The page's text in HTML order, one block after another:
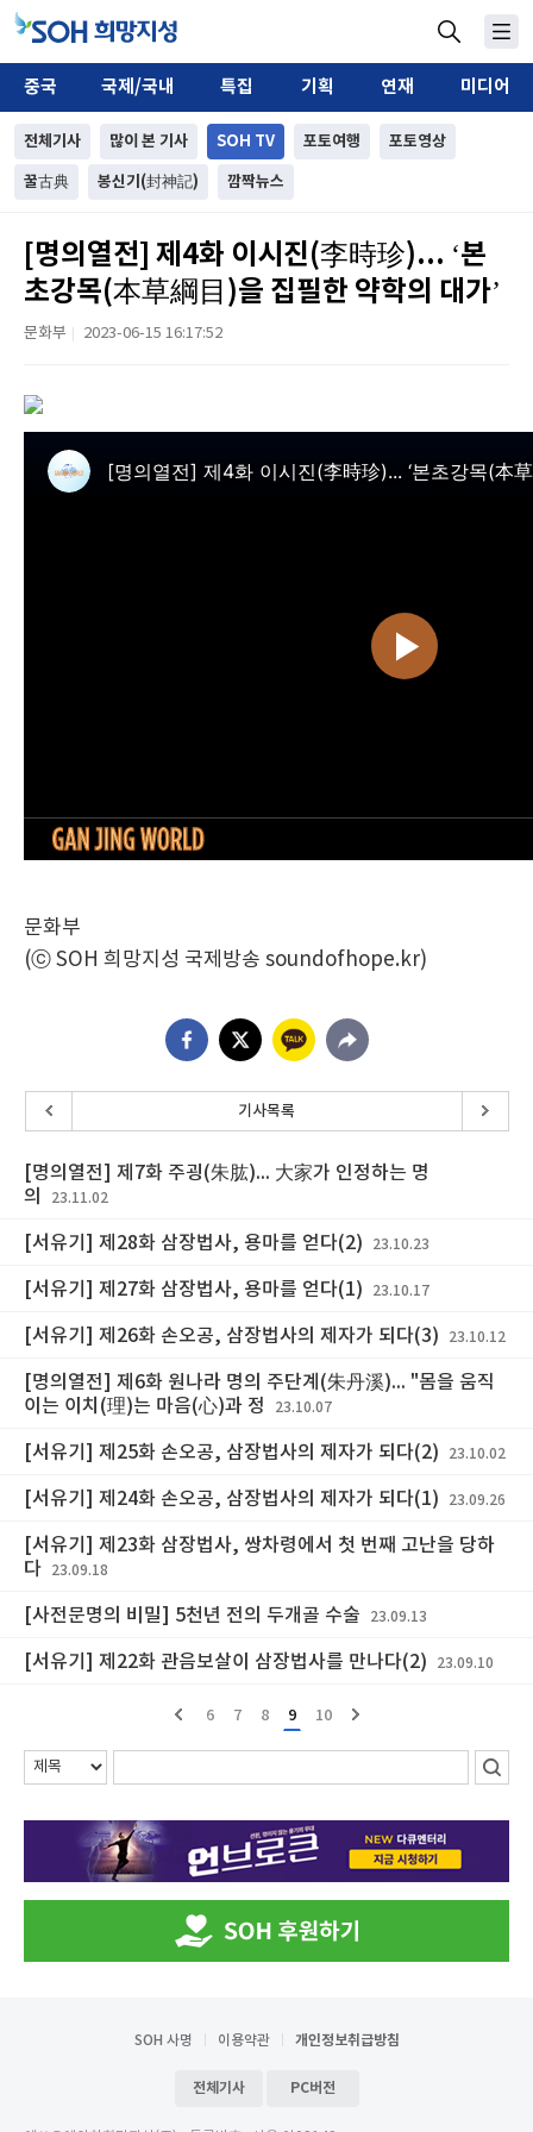
중국 국제/국내 특집 기획 연재 미디어
전체기사 많이 본 기사 SOH TV 포토여행 포토영상
꿀古典 봉신기(封神記) 깜짝뉴스
[명의열전] 제4화 이시진(李時珍)... ‘본
초강목(本草綱目)을 집필한 약학의 대가’
문화부 2023-06-15 16:17:52
문화부
(ⓒ SOH 희망지성 국제방송 soundofhope.kr)
기사목록
[명의열전] 제7화 주굉(朱肱)... 大家가 인정하는 명
의
23.11.02
[서유기] 제28화 삼장법사, 용마를 얻다(2) 23.10.23
[서유기] 제27화 삼장법사, 용마를 얻다(1) 23.10.17
[서유기] 제26화 손오공, 삼장법사의 제자가 되다(3) 23.10.12
[명의열전] 제6화 원나라 명의 주단계(朱丹溪)... "몸을 움직
이는 이치(理)는 마음(心)과 정
23.10.07
[서유기] 제25화 손오공, 삼장법사의 제자가 되다(2) 23.10.02
[서유기] 제24화 손오공, 삼장법사의 제자가 되다(1) 23.09.26
[서유기] 제23화 삼장법사, 쌍차령에서 첫 번째 고난을 당하
다
23.09.18
[사전문명의 비밀] 5천년 전의 두개골 수술 23.09.13
[서유기] 제22화 관음보살이 삼장법사를 만나다(2) 23.09.10
6 7 8 9 10
SOH 사명 이용약관 개인정보취급방침
전체기사 PC버전